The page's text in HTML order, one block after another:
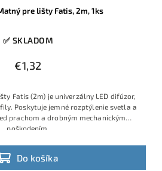
pre lišty Fatis, 2m, 1ks
✅ SKLADOM
€1,32
Do košíka
Fatis (2m) je univerzálny LED difúzor,
Poskytuje jemné rozptýlenie svetla a
prachom a drobným mechanickým
poškodením.